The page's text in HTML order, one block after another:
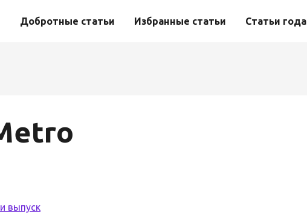
Добротные статьи Избранные статьи Статьи года
выпуск